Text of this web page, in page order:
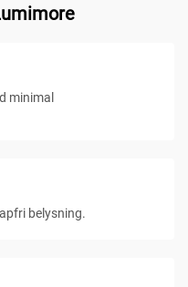
minimal
belysning.